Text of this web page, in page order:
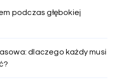
podczas głębokiej
dlaczego każdy musi